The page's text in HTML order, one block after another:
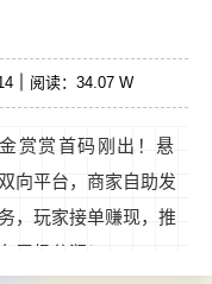
阅读：34.07 W